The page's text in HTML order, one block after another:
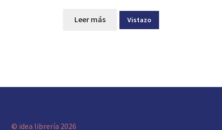
Leer más Vistazo
© idea librería 2026